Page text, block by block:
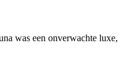
was een onverwachte luxe,